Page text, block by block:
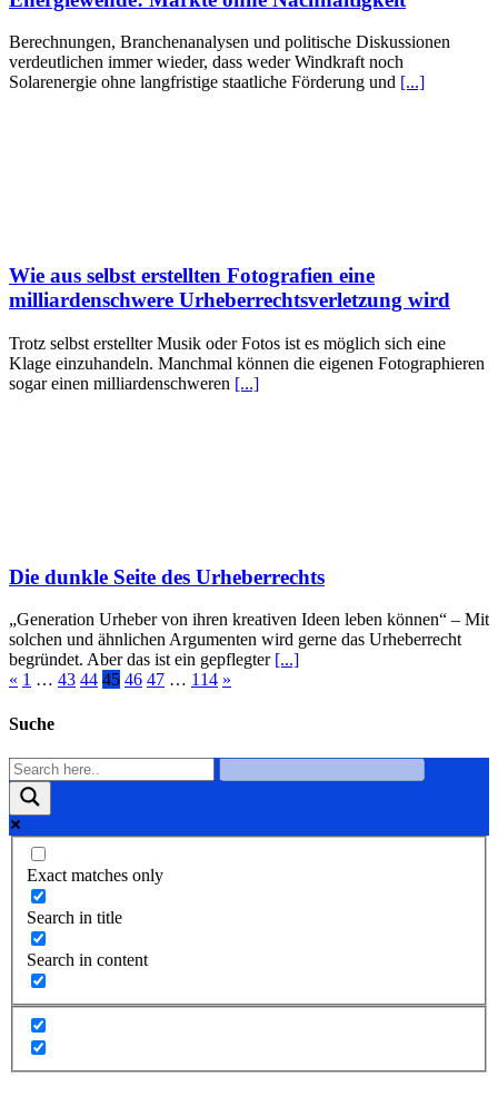
Berechnungen, Branchenanalysen und politische Diskussionen
verdeutlichen immer wieder, dass weder Windkraft noch
Solarenergie ohne langfristige staatliche Förderung und [...]
Wie aus selbst erstellten Fotografien eine
milliardenschwere Urheberrechtsverletzung wird
Trotz selbst erstellter Musik oder Fotos ist es möglich sich eine
Klage einzuhandeln. Manchmal können die eigenen Fotographieren
sogar einen milliardenschweren [...]
Die dunkle Seite des Urheberrechts
„Generation Urheber von ihren kreativen Ideen leben können“ – Mit
solchen und ähnlichen Argumenten wird gerne das Urheberrecht
begründet. Aber das ist ein gepflegter [...]
« 1 … 43 44 45 46 47 … 114 »
Suche
Exact matches only
Search in title
Search in content